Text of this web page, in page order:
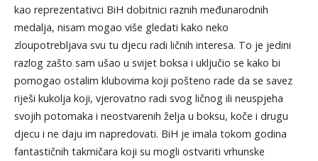
kao reprezentativci BiH dobitnici raznih međunarodnih
medalja, nisam mogao više gledati kako neko
zloupotrebljava svu tu djecu radi ličnih interesa. To je jedini
razlog zašto sam ušao u svijet boksa i uključio se kako bi
pomogao ostalim klubovima koji pošteno rade da se savez
riješi kukolja koji, vjerovatno radi svog ličnog ili neuspjeha
svojih potomaka i neostvarenih želja u boksu, koče i drugu
djecu i ne daju im napredovati. BiH je imala tokom godina
fantastičnih takmičara koji su mogli ostvariti vrhunske